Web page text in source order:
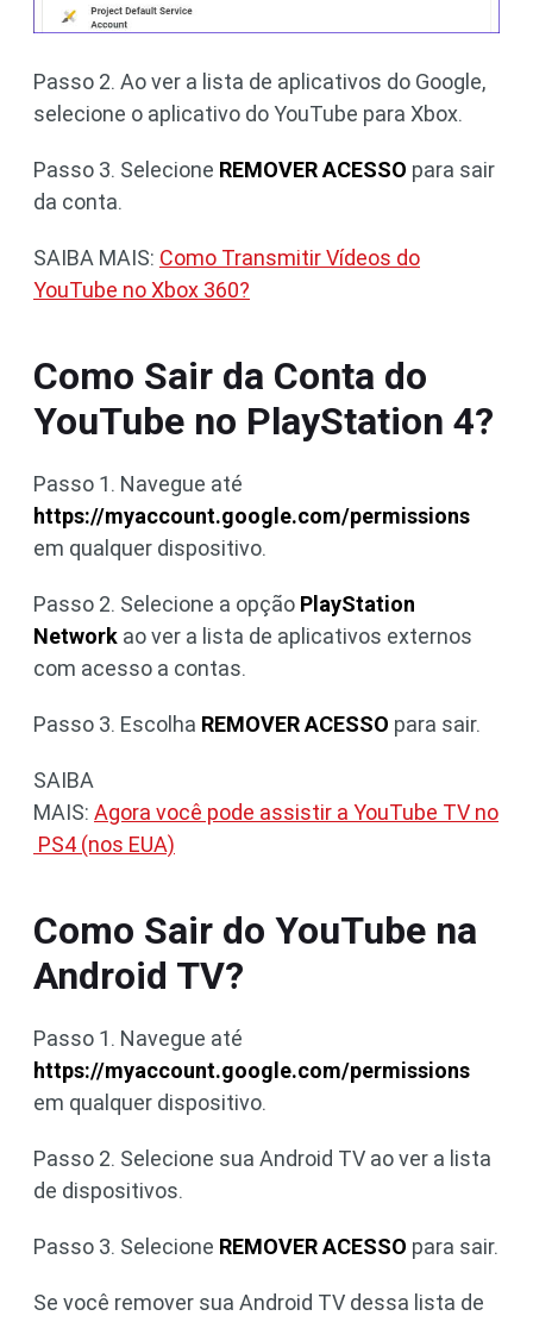
Passo 2. Ao ver a lista de aplicativos do Google,
selecione o aplicativo do YouTube para Xbox.
Passo 3. Selecione REMOVER ACESSO para sair
da conta.
SAIBA MAIS: Como Transmitir Vídeos do
YouTube no Xbox 360?
Como Sair da Conta do
YouTube no PlayStation 4?
Passo 1. Navegue até
https://myaccount.google.com/permissions
em qualquer dispositivo.
Passo 2. Selecione a opção PlayStation
Network ao ver a lista de aplicativos externos
com acesso a contas.
Passo 3. Escolha REMOVER ACESSO para sair.
SAIBA
MAIS: Agora você pode assistir a YouTube TV no
PS4 (nos EUA)
Como Sair do YouTube na
Android TV?
Passo 1. Navegue até
https://myaccount.google.com/permissions
em qualquer dispositivo.
Passo 2. Selecione sua Android TV ao ver a lista
de dispositivos.
Passo 3. Selecione REMOVER ACESSO para sair.
Se você remover sua Android TV dessa lista de